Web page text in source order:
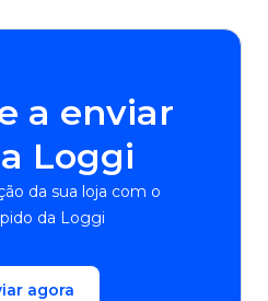
a enviar
Loggi
da sua loja com o
da Loggi
agora